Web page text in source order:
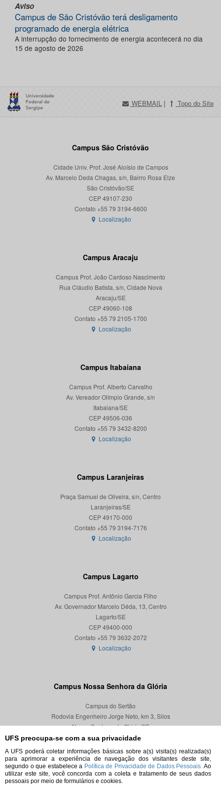
UFS preocupa-se com a sua privacidade
A UFS poderá coletar informações básicas sobre a(s) visita(s) realizada(s)
para aprimorar a experiência de navegação dos visitantes deste site,
segundo o que estabelece a Política de Privacidade de Dados Pessoais. Ao
utilizar este site, você concorda com a coleta e tratamento de seus dados
pessoais por meio de formulários e cookies.
Aviso
Campus de São Cristóvão terá desligamento
programado de energia elétrica
A interrupção do fornecimento de energia acontecerá no dia
15 de agosto de 2026
WEBMAIL | Topo do Site
Campus São Cristóvão
Cidade Univ. Prof. José Aloísio de Campos
Av. Marcelo Deda Chagas, s/n, Bairro Rosa Elze
São Cristóvão/SE
CEP 49107-230
Localização
Campus Aracaju
Campus Prof. João Cardoso Nascimento
Rua Cláudio Batista, s/n, Cidade Nova
Aracaju/SE
CEP 49060-108
Localização
Campus Itabaiana
Campus Prof. Alberto Carvalho
Av. Vereador Olímpio Grande, s/n
Itabaiana/SE
CEP 49506-036
Localização
Campus Laranjeiras
Praça Samuel de Oliveira, s/n, Centro
Laranjeiras/SE
CEP 49170-000
Localização
Campus Lagarto
Campus Prof. Antônio Garcia Filho
Av. Governador Marcelo Déda, 13, Centro
Lagarto/SE
CEP 49400-000
Localização
Campus Nossa Senhora da Glória
Campus do Sertão
Rodovia Engenheiro Jorge Neto, km 3, Silos
Nossa Senhora da Glória/SE
CEP 49680-000
Localização